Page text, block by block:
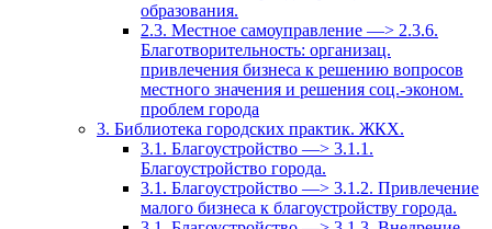
образования.
2.3. Местное самоуправление —> 2.3.6.
Благотворительность: организац.
привлечения бизнеса к решению вопросов
местного значения и решения соц.-эконом.
проблем города
3. Библиотека городских практик. ЖКХ.
3.1. Благоустройство —> 3.1.1.
Благоустройство города.
3.1. Благоустройство —> 3.1.2. Привлечение
малого бизнеса к благоустройству города.